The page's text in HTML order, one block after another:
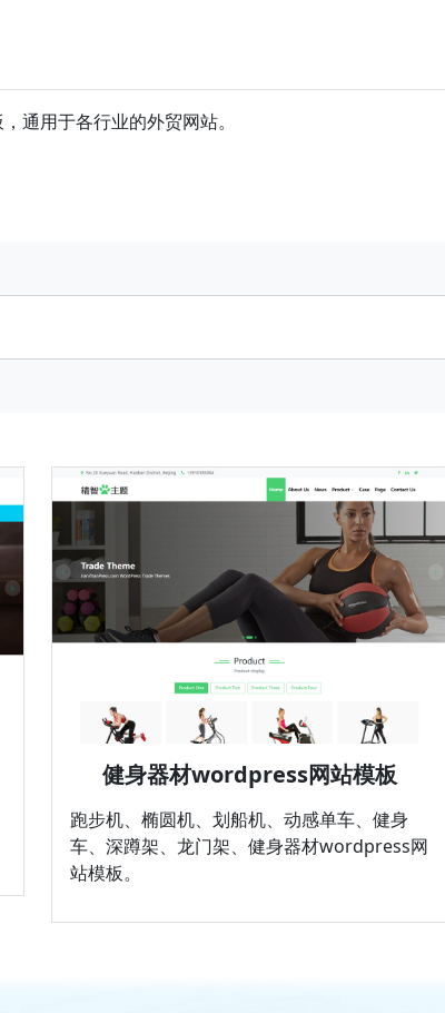
通用于各行业的外贸网站。
健身器材wordpress网站模板
跑步机、椭圆机、划船机、动感单车、健身
车、深蹲架、龙门架、健身器材wordpress网
站模板。